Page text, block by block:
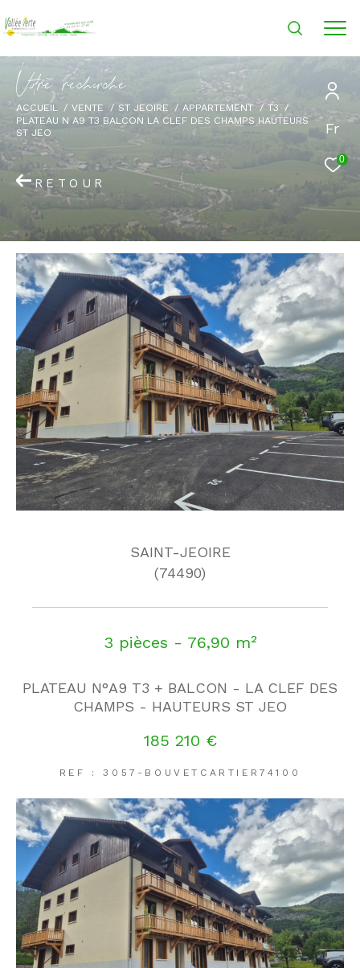
Fr
0
Vore recece
ACCUEIL VENTE ST JEOIRE APPARTEMENT
T3
PLATEAU N A9 T3 BALCON LA CLEF DES CHAMPS HAUTEURS
ST JEO
RETOUR
SAINT-JEOIRE
(74490)
3 pièces - 76,90 m²
PLATEAU N°A9 T3 + BALCON - LA CLEF DES
CHAMPS - HAUTEURS ST JEO
185 210 €
REF : 3057-BOUVETCARTIER74100